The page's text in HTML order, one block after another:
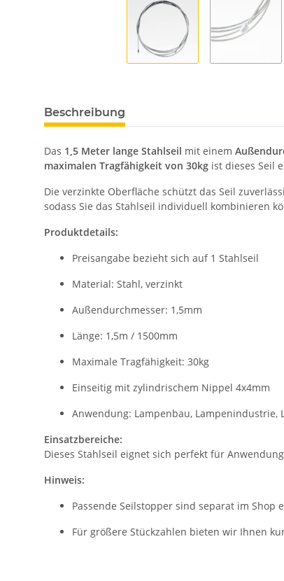
Beschreibung
Das 1,5 Meter lange Stahlseil mit einem
maximalen Tragfähigkeit von 30kg ist dieses Seil
Die verzinkte Oberfläche schützt das Seil
sodass Sie das Stahlseil individuell kombinieren
Produktdetails:
Preisangabe bezieht sich auf 1 Stahlseil
Material: Stahl, verzinkt
Außendurchmesser: 1,5mm
Länge: 1,5m / 1500mm
Maximale Tragfähigkeit: 30kg
Einseitig mit zylindrischem Nippel 4x4mm
Anwendung: Lampenbau, Lampenindustrie,
Einsatzbereiche:
Dieses Stahlseil eignet sich perfekt für
Hinweis:
Passende Seilstopper sind separat im Shop
Für größere Stückzahlen bieten wir Ihnen